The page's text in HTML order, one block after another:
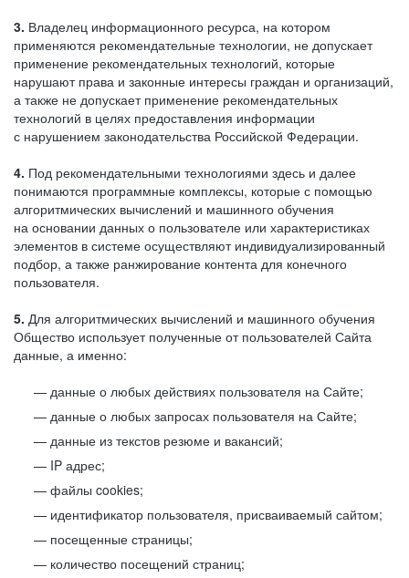
3. Владелец информационного ресурса, на котором
применяются рекомендательные технологии, не допускает
применение рекомендательных технологий, которые
нарушают права и законные интересы граждан и организаций,
а также не допускает применение рекомендательных
технологий в целях предоставления информации
с нарушением законодательства Российской Федерации.
4. Под рекомендательными технологиями здесь и далее
понимаются программные комплексы, которые с помощью
алгоритмических вычислений и машинного обучения
на основании данных о пользователе или характеристиках
элементов в системе осуществляют индивидуализированный
подбор, а также ранжирование контента для конечного
пользователя.
5. Для алгоритмических вычислений и машинного обучения
Общество использует полученные от пользователей Сайта
данные, а именно:
данные о любых действиях пользователя на Сайте;
данные о любых запросах пользователя на Сайте;
данные из текстов резюме и вакансий;
IP адрес;
файлы cookies;
идентификатор пользователя, присваиваемый сайтом;
посещенные страницы;
количество посещений страниц;